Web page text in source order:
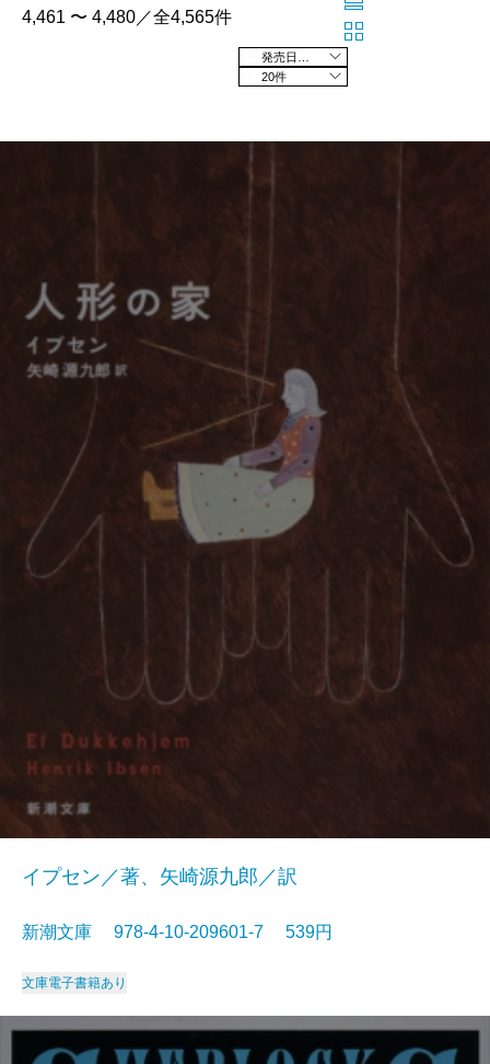
4,461 〜 4,480／全4,565件
20件
イプセン／著、矢崎源九郎／訳
新潮文庫 978-4-10-209601-7 539円
文庫電子書籍あり